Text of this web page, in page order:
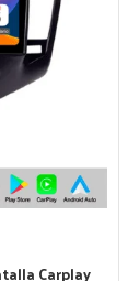
Carplay